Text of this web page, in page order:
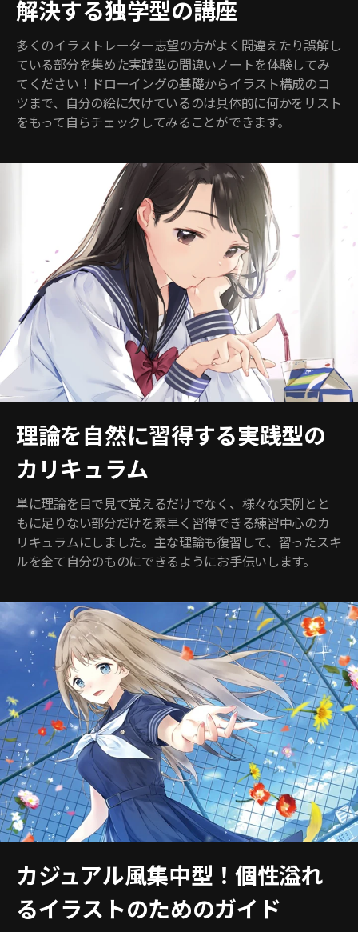
解決する独学型の講座
多くのイラストレーター志望の方がよく間違えたり誤解し
ている部分を集めた実践型の間違いノートを体験してみ
てください！ドローイングの基礎からイラスト構成のコ
ツまで、自分の絵に欠けているのは具体的に何かをリスト
をもって自らチェックしてみることができます。
理論を自然に習得する実践型の
カリキュラム
単に理論を目で見て覚えるだけでなく、様々な実例とと
もに足りない部分だけを素早く習得できる練習中心のカ
リキュラムにしました。主な理論も復習して、習ったスキ
ルを全て自分のものにできるようにお手伝いします。
カジュアル風集中型！個性溢れ
るイラストのためのガイド